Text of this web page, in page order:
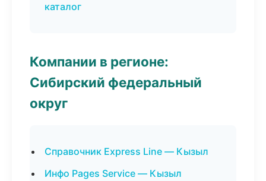
каталог
Компании в регионе:
Сибирский федеральный
округ
Справочник Express Line — Кызыл
Инфо Pages Service — Кызыл